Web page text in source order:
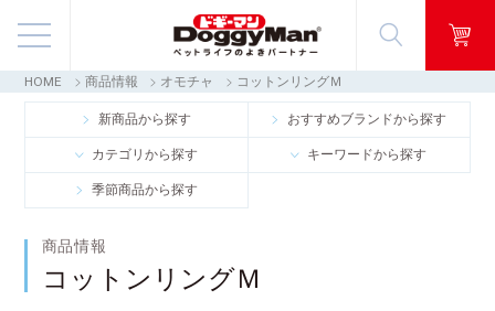
商品情報
映像ギャラリー
お客様窓口・Q＆A
HOME 商品情報 オモチャ コットンリングＭ
新商品から探す おすすめブランドから探す
カテゴリから探す キーワードから探す
季節商品から探す
商品情報
コットンリングＭ